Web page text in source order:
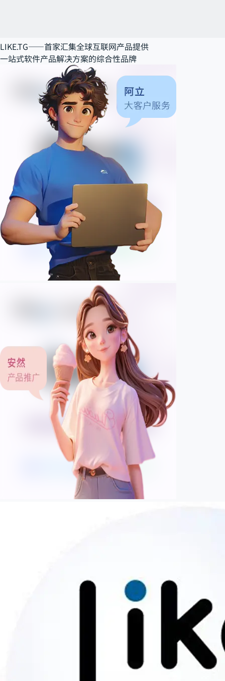
LIKE.TG——首家汇集全球互联网产品提供
一站式软件产品解决方案的综合性品牌